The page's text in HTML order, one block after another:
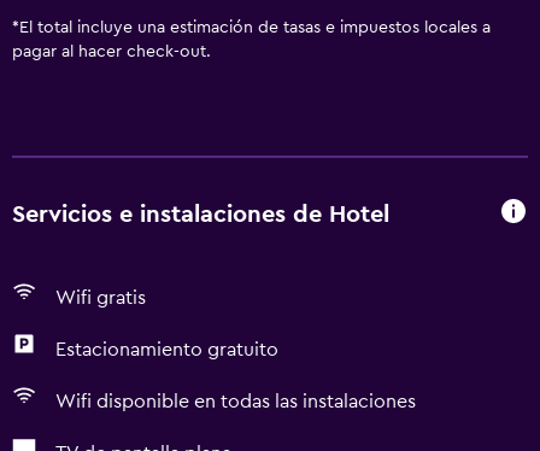
* El total incluye una estimación de tasas e impuestos locales a
pagar al hacer check-out.
Servicios e instalaciones de Hotel
Wifi gratis
Estacionamiento gratuito
Wifi disponible en todas las instalaciones